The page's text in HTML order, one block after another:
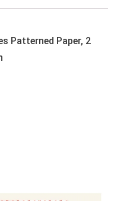
Patterned Paper, 2